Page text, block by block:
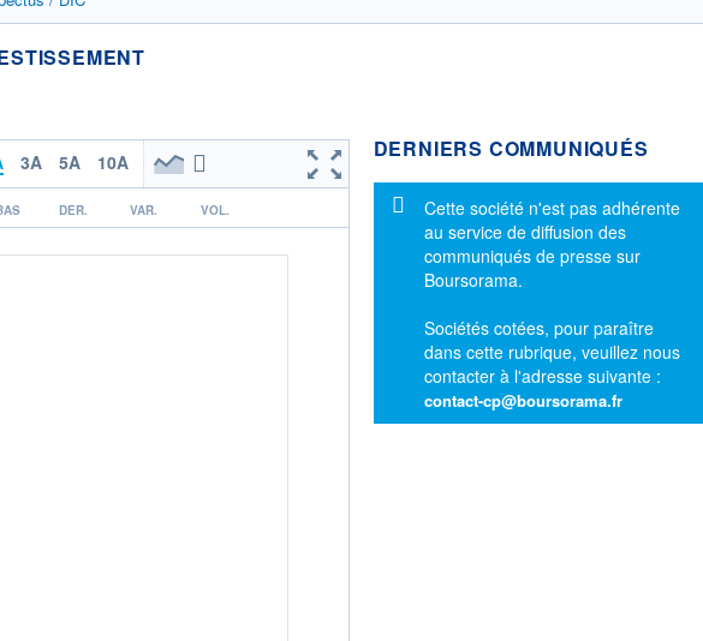
3A 5A 10A
DER. VAR. VOL.
DERNIERS COMMUNIQUÉS
Message d'information
Cette société n'est pas adhérente
au service de diffusion des
communiqués de presse sur
Boursorama.
Sociétés cotées, pour paraître
dans cette rubrique, veuillez nous
contacter à l'adresse suivante :
contact-cp@boursorama.fr